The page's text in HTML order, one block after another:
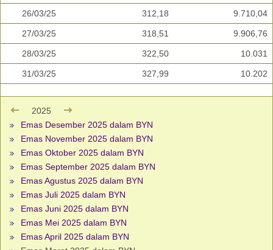
26/03/25 312,18 9.710,04
27/03/25 318,51 9.906,76
28/03/25 322,50 10.031
31/03/25 327,99 10.202
2025
Emas Desember 2025 dalam BYN
Emas November 2025 dalam BYN
Emas Oktober 2025 dalam BYN
Emas September 2025 dalam BYN
Emas Agustus 2025 dalam BYN
Emas Juli 2025 dalam BYN
Emas Juni 2025 dalam BYN
Emas Mei 2025 dalam BYN
Emas April 2025 dalam BYN